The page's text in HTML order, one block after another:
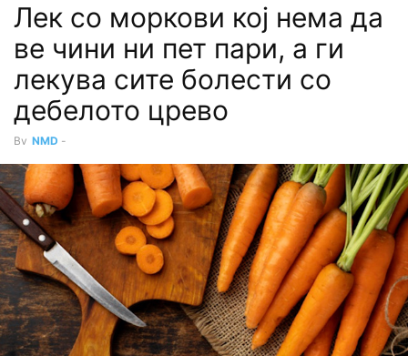
Лек со моркови кој нема да
ве чини ни пет пари, а ги
лекува сите болести со
дебелото црево
By NMD -